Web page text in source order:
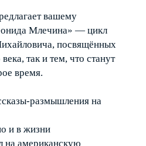
вашему
Млечина» — цикл
посвящённых
так и тем, что станут
время.
размышления на
и в жизни
на американскую